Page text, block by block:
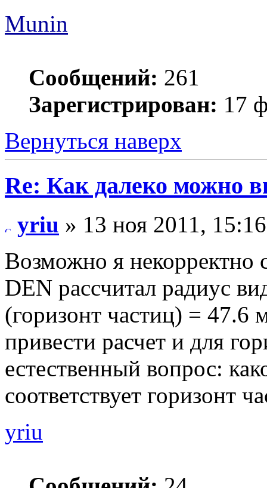
Munin
Сообщений: 261
Зарегистрирован: 17
Вернуться наверх
Re: Как далеко можно
yriu » 13 ноя 2011, 15:16
Возможно я некорректно
DEN рассчитал радиус
(горизонт частиц) = 47.6
привести расчет и для
естественный вопрос:
соответствует горизонт
yriu